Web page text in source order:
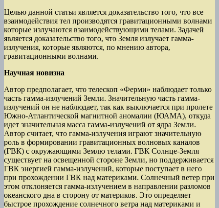
Целью данной статьи является доказательство того, что все
взаимодействия тел производятся гравитационными волнами
которые излучаются взаимодействующими телами. Задачей
является доказательство того, что Земля излучает гамма-
излучения, которые являются, по мнению автора,
гравитационными волнами.
Научная новизна
Автор предполагает, что телескоп «Ферми» наблюдает только
часть гамма-излучений Земли. Значительную часть гамма-
излучений он не наблюдает, так как выключается при пролете
Южно-Атлантической магнитной аномалии (ЮАМА), откуда
идет значительная масса гамма-излучений от ядра Земли.
Автор считает, что гамма-излучения играют значительную
роль в формировании гравитационных волновых каналов
(ГВК) с окружающими Землю телами. ГВК Солнце-Земля
существует на освещенной стороне Земли, но поддерживается
ГВК энергией гамма-излучений, которые поступает в него
при прохождении ГВК над материками. Солнечный ветер при
этом отклоняется гамма-излучением в направлении разломов
океанского дна в сторону от материков. Это определяет
быстрое прохождение солнечного ветра над материками и